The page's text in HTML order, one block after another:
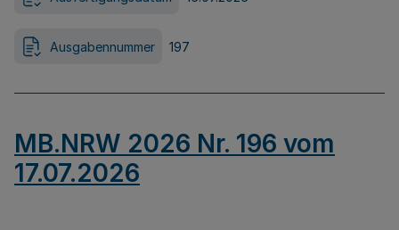
Ausgabennummer 197
MB.NRW 2026 Nr. 196 vom
17.07.2026